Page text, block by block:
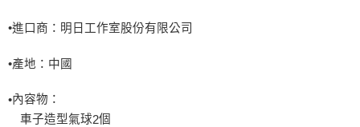
•進口商：明日工作室股份有限公司
•產地：中國
•內容物：
車子造型氣球2個